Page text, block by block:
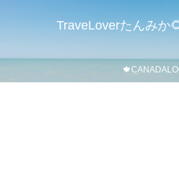
TraveLoverたんみか